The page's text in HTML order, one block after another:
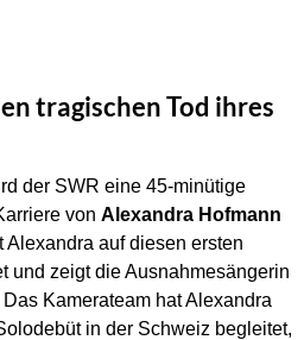
tragischen Tod ihres
der SWR eine 45-minütige
von Alexandra Hofmann
auf diesen ersten
und zeigt die Ausnahmesängerin
Kamerateam hat Alexandra
in der Schweiz begleitet,